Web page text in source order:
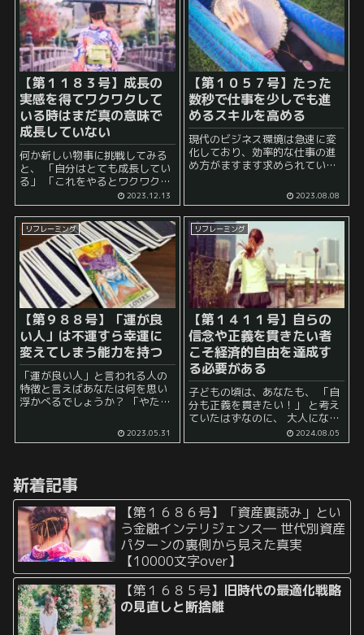
ま...
【第１１８３号】成長の
実感を得てワクワクして
いる時はまだ真の意味で
成長していない
何か新しい物事に挑戦してみる
と、 「自分はとても成長してい
る」 「これをやるとワクワクす
にポジティブな感情が湧き上が
りやすいです。 しかし、このよ
うな感情が続いているうちは真
の意味では...
2023.12.13
【第１０５７号】たった
数秒で仕事を少しでも進
めるスキルを高める
現代のビジネス環境は急速に変
化しており、効率的な仕事の進
め方がますます求められていま
効果的に改善するスキルは、生
産性を向上させる上で重要な要
素です。 本来であれば、 「時間
に余裕を持って取り...
2023.08.08
リフレーミング
【第９８８号】「運が良
い人」は不運すら幸運に
変えてしまう能力を持つ
「運が良い人」と言われる人の
特徴と言えばあなたは何を思い
浮かべるでしょうか？ 「やたら
よくわからないけど、次々にチ
ャンスに恵まれる人」 とボヤっ
2023.05.31
リフレーミング
【第１４１１号】自らの
信念や正義を貫きたい者
こそ経済的自由を達成す
る必要がある
子どもの頃は、あなたも、 「自
分も正義を貫きたい！」 と考え
ていたはずなのに、 大人になっ
てから、いつの間にか、 「ま
あ、ちょっと良くないとは思う
2024.08.05
新着記事
【第１６８６号】「資産裏読み」とい
う金融インテリジェンス― 世代別資産
パターンの裏側から見えた真実
【10000文字over】
【第１６８５号】 旧時代の最適化戦略
の見直しと断捨離